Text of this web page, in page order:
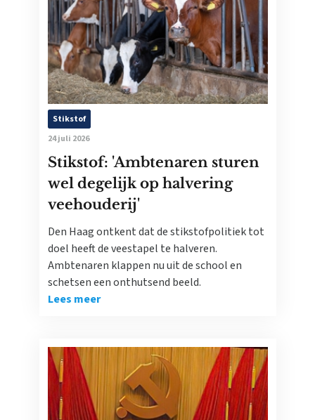
Stikstof
24 juli 2026
Stikstof: 'Ambtenaren sturen
wel degelijk op halvering
veehouderij'
Den Haag ontkent dat de stikstofpolitiek tot
doel heeft de veestapel te halveren.
Ambtenaren klappen nu uit de school en
schetsen een onthutsend beeld.
Lees meer